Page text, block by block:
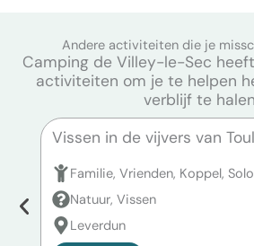
Andere activiteiten die je
Camping de Villey-le-Sec
activiteiten om je te helpen
verblijf te
Vissen in de vijvers van Toul
Familie, Vrienden, Koppel, Solo
Natuur, Vissen
Leverdun